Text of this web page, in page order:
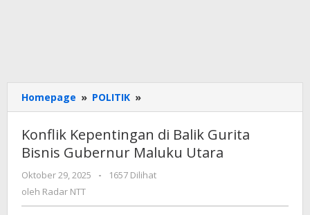
Homepage » POLITIK »
Kepentingan
Balik
Gurita
Bisnis
Konflik Kepentingan di Balik Gurita
Bisnis Gubernur Maluku Utara
Oktober 29, 2025
oleh
-
1657 Dilihat
oleh Radar NTT